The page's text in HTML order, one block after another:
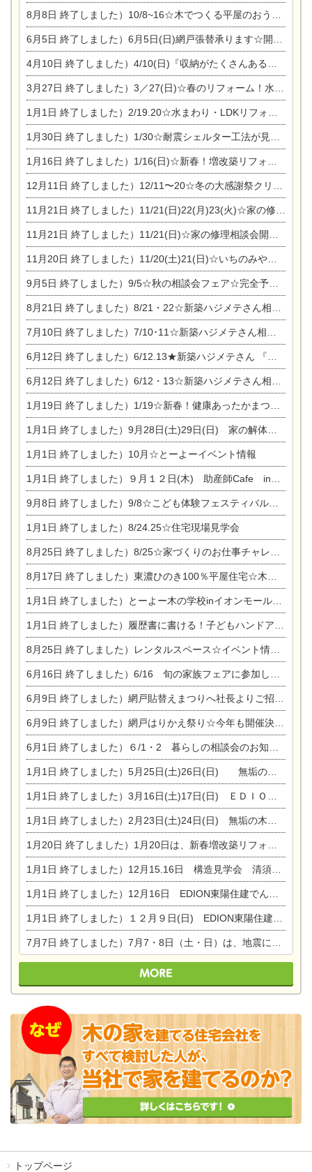
8月8日 終了しました）10/8~16☆木でつくる平屋のおうちのつくり方【完全予約制】
6月5日 終了しました）6月5日(日)網戸張替承ります☆開催！
4月10日 終了しました）4/10(日)『収納がたくさんあるおうち現場見学会』
3月27日 終了しました）3／27(日)☆春のリフォーム！水まわりLDKリフォーム相談会&今がチャンス！エアコン相談会
1月1日 終了しました）2/19.20☆水まわり・LDKリフォーム相談会＆エアコン相談会
1月30日 終了しました）1/30☆耐震シェルター工法が見れる完成見学会
1月16日 終了しました）1/16(日)☆新春！増改築リフォーム&家の修理まつり
12月11日 終了しました）12/11〜20☆冬の大感謝祭クリスマス相談会開催
11月21日 終了しました）11/21(日)22(月)23(火)☆家の修理まつり＆増改築リフォーム相談会
11月21日 終了しました）11/21(日)☆家の修理相談会開催 in 扶桑オークビレッジ
11月20日 終了しました）11/20(土)21(日)☆いちのみや逸品市に出店します【ひのきのバラ販売】
9月5日 終了しました）9/5☆秋の相談会フェア☆完全予約制
8月21日 終了しました）8/21・22☆新築ハジメテさん相談会 『集まれ！農地に家を建てたい人！』
7月10日 終了しました）7/10･11☆新築ハジメテさん相談会 『集まれ！農地に家を建てたい人！』完全予約制
6月12日 終了しました）6/12.13★新築ハジメテさん 『木の家 現場体感見学会』
6月12日 終了しました）6/12・13☆新築ハジメテさん相談会『今ある土地に家を建てる際の注意点』
1月19日 終了しました）1/19☆新春！健康あったかまつり＆増改築リフォームまつり
1月1日 終了しました）9月28日(土)29日(日) 家の解体なんでも相談会
1月1日 終了しました）10月☆とーよーイベント情報
1月1日 終了しました）９月１２日(木) 助産師Cafe in東陽住建
9月8日 終了しました）9/8☆こども体験フェスティバル☆一宮市民会館
1月1日 終了しました）8/24.25☆住宅現場見学会
8月25日 終了しました）8/25☆家づくりのお仕事チャレンジ
8月17日 終了しました）東濃ひのき100％平屋住宅☆木の家完成見学会
1月1日 終了しました）とーよー木の学校inイオンモール木曽川
1月1日 終了しました）履歴書に書ける！子どもハンドアロマ講座☆
8月25日 終了しました）レンタルスペース☆イベント情報☆チャイルドアロマセラピスト
6月16日 終了しました）6/16 旬の家族フェアに参加します☆
6月9日 終了しました）網戸貼替えまつりへ社長よりご招待です♪
6月9日 終了しました）網戸はりかえ祭り☆今年も開催決定！
6月1日 終了しました）６/1・2 暮らしの相談会のお知らせ
1月1日 終了しました）5月25日(土)26日(日) 無垢の木の家体感見学会開催☆
1月1日 終了しました）3月16日(土)17日(日) ＥＤＩＯＮ東陽住建でんき館 総決算まつり
1月1日 終了しました）2月23日(土)24日(日) 無垢の木の家 完成見学会
1月20日 終了しました）1月20日は、新春増改築リフォームまつり＆家の修理祭り＆家電まつりです。
1月1日 終了しました）12月15.16日 構造見学会 清須市西枇杷島町弁天
1月1日 終了しました）12月16日 EDION東陽住建でんき OPEN第二弾イベント！！
1月1日 終了しました）１２月９日(日) EDION東陽住建でんき館プレＯＰＥＮ！＆家の修理まつり
7月7日 終了しました）7月7・8日（土・日）は、地震に強くて安心！暮らしを楽しむ東濃ひのきの平屋の家体験見学会を開催します。ぜひお越しください。
トップページ